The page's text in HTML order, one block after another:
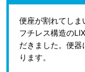
便座が割れてしま
フチレス構造の
だきました。便
ります。